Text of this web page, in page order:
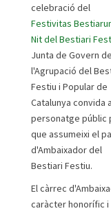
celebració del
Festivitas
Nit del Bestiari
Junta de Govern de
l'Agrupació del
Festiu i Popular de
Catalunya convida
personatge públic
que assumeixi el
d'Ambaixador del
Bestiari Festiu.
El càrrec
caràcter honorífic